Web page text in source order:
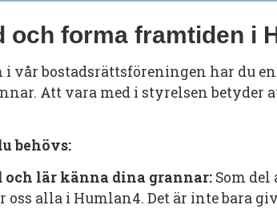
och forma framtiden i
i vår bostadsrättsföreningen har du
Att vara med i styrelsen betyder
behövs:
och lär känna dina grannar: Som
oss alla i Humlan4. Det är inte bara